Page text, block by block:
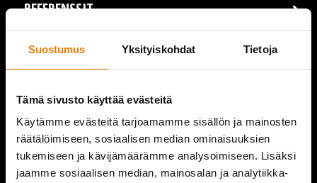
Suostumus Yksityiskohdat Tietoja
Tämä sivusto käyttää evästeitä
Käytämme evästeitä tarjoamamme sisällön ja mainosten
räätälöimiseen, sosiaalisen median ominaisuuksien
tukemiseen ja kävijämäärämme analysoimiseen. Lisäksi
jaamme sosiaalisen median, mainosalan ja analytiikka-
REFERENSSIT
AJANKOHTAISTA
YHTEYSTIEDOT